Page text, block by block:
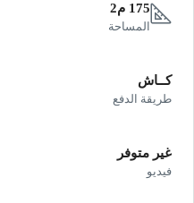
175 م2
المساحة
كــاش
طريقة الدفع
غير متوفر
فيديو